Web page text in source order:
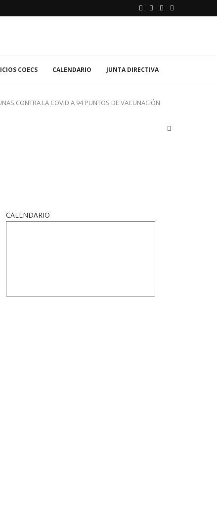
COECS CALENDARIO JUNTA DIRECTIVA
CONTRA LA COVID A 94 PUNTOS DE VACUNACIÓN
CALENDARIO